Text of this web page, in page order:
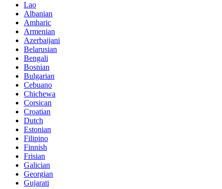
Lao
Albanian
Amharic
Armenian
Azerbaijani
Belarusian
Bengali
Bosnian
Bulgarian
Cebuano
Chichewa
Corsican
Croatian
Dutch
Estonian
Filipino
Finnish
Frisian
Galician
Georgian
Gujarati